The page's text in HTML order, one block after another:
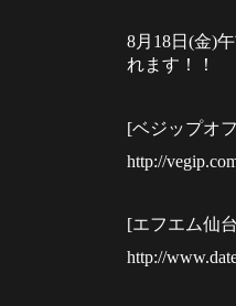
8月 18日(金)
れます！！
[ベジップオ
http://
[エフエム仙台
http://